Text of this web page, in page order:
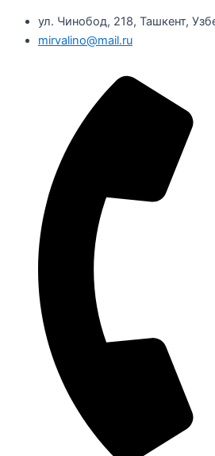
ул. Чинобод, 218, Ташкент,
mirvalino@mail.ru